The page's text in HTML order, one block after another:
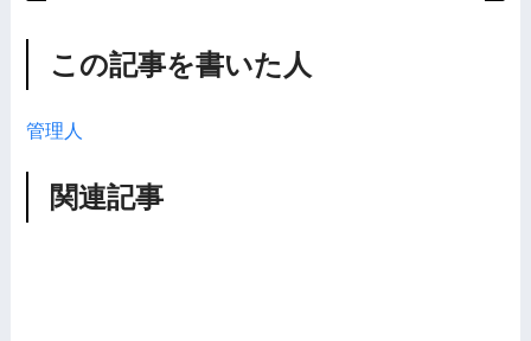
この記事を書いた人
管理人
関連記事